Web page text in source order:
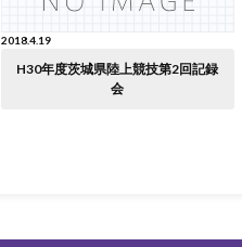
2018.4.19
H30年度茨城県陸上競技第2回記録
会